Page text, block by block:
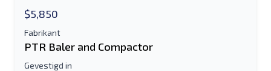
$5,850
Fabrikant
PTR Baler and Compactor
Gevestigd in